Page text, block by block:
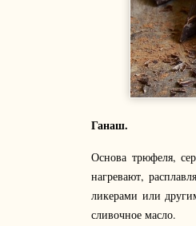
Ганаш.
Основа трюфеля,
нагревают,
ликерами или
сливочное масло.